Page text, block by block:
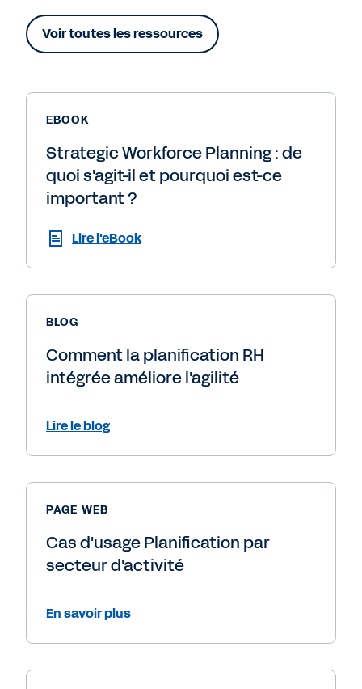
Voir toutes les ressources
EBOOK
Strategic Workforce Planning : de
quoi s'agit-il et pourquoi est-ce
important ?
Lire l'eBook
BLOG
Comment la planification RH
intégrée améliore l'agilité
Lire le blog
PAGE WEB
Cas d'usage Planification par
secteur d'activité
En savoir plus